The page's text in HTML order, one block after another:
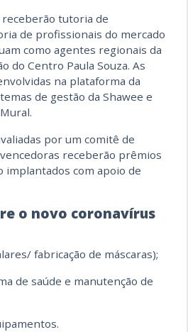
tutoria de
de profissionais do mercado
como agentes regionais da
do Centro Paula Souza. As
na plataforma da
de gestão da Shawee e
por um comitê de
receberão prêmios
implantados com apoio de
o novo coronavírus
fabricação de máscaras);
de saúde e manutenção de